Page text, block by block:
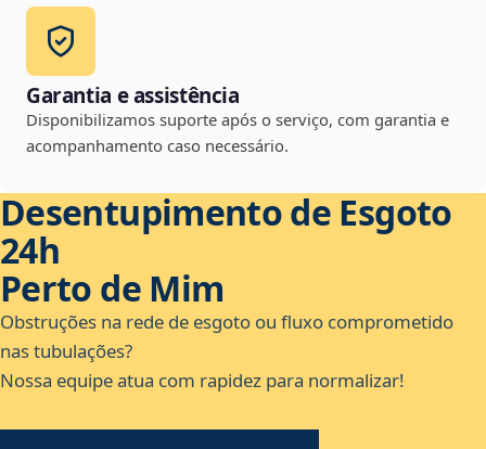
Garantia e assistência
Disponibilizamos suporte após o serviço, com garantia e
acompanhamento caso necessário.
Desentupimento de Esgoto
24h
Perto de Mim
Obstruções na rede de esgoto ou fluxo comprometido
nas tubulações?
Nossa equipe atua com rapidez para normalizar!